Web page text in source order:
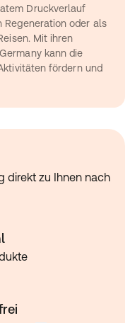
Druckverlauf
Regeneration oder als
Mit ihren
kann die
fördern und
direkt zu Ihnen nach